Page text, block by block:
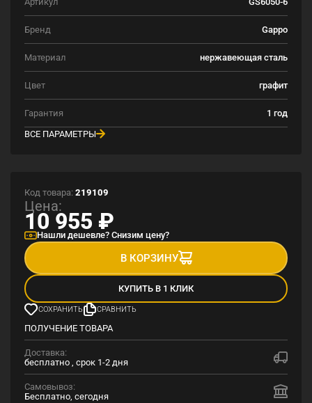
Бренд Gappo
Материал нержавеющая сталь
Цвет графит
Гарантия
1 год
ВСЕ ПАРАМЕТРЫ
Код товара: 219109
Цена:
10 955 ₽
Нашли дешевле? Снизим цену?
В КОРЗИНУ
КУПИТЬ В 1 КЛИК
СОХРАНИТЬ СРАВНИТЬ
ПОЛУЧЕНИЕ ТОВАРА
Доставка:
бесплатно , срок 1-2 дня
Самовывоз:
Бесплатно, сегодня